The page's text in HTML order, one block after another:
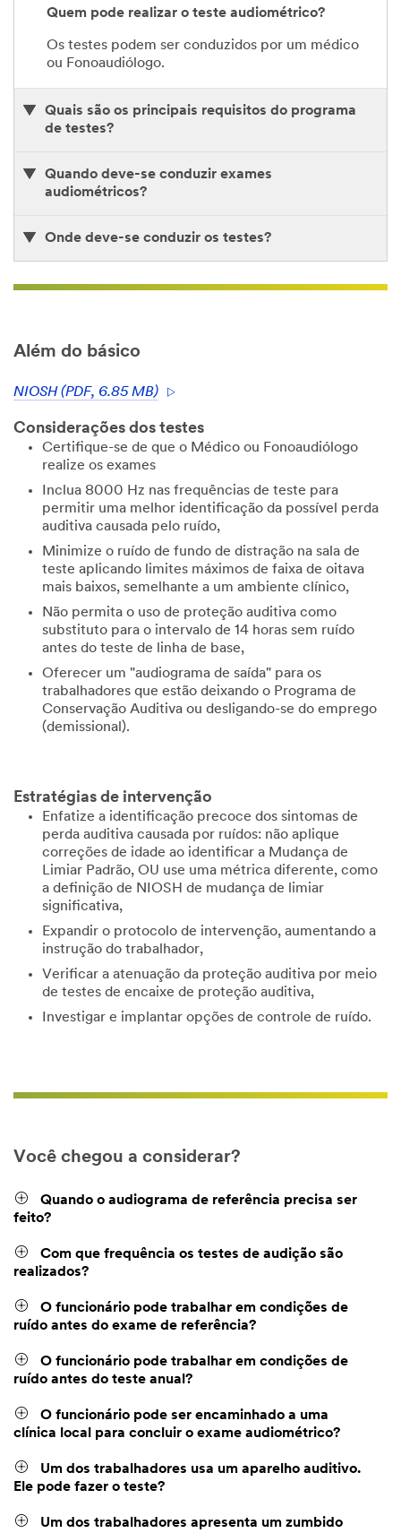
Quem pode realizar o teste audiométrico?
Os testes podem ser conduzidos por um médico
ou Fonoaudiólogo.
Quais são os principais requisitos do programa
de testes?
Quando deve-se conduzir exames
audiométricos?
Onde deve-se conduzir os testes?
Além do básico
NIOSH (PDF, 6.85 MB)
Considerações dos testes
Certifique-se de que o Médico ou Fonoaudiólogo
realize os exames
Inclua 8000 Hz nas frequências de teste para
permitir uma melhor identificação da possível perda
auditiva causada pelo ruído,
Minimize o ruído de fundo de distração na sala de
teste aplicando limites máximos de faixa de oitava
mais baixos, semelhante a um ambiente clínico,
Não permita o uso de proteção auditiva como
substituto para o intervalo de 14 horas sem ruído
antes do teste de linha de base,
Oferecer um "audiograma de saída" para os
trabalhadores que estão deixando o Programa de
Conservação Auditiva ou desligando-se do emprego
(demissional).
Estratégias de intervenção
Enfatize a identificação precoce dos sintomas de
perda auditiva causada por ruídos: não aplique
correções de idade ao identificar a Mudança de
Limiar Padrão, OU use uma métrica diferente, como
a definição de NIOSH de mudança de limiar
significativa,
Expandir o protocolo de intervenção, aumentando a
instrução do trabalhador,
Verificar a atenuação da proteção auditiva por meio
de testes de encaixe de proteção auditiva,
Investigar e implantar opções de controle de ruído.
Você chegou a considerar?
Quando o audiograma de referência precisa ser
feito?
Com que frequência os testes de audição são
realizados?
O funcionário pode trabalhar em condições de
ruído antes do exame de referência?
O funcionário pode trabalhar em condições de
ruído antes do teste anual?
O funcionário pode ser encaminhado a uma
clínica local para concluir o exame audiométrico?
Um dos trabalhadores usa um aparelho auditivo.
Ele pode fazer o teste?
Um dos trabalhadores apresenta um zumbido